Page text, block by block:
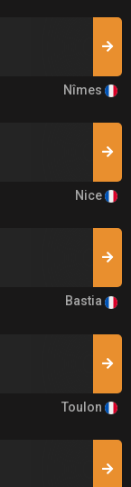
Nîmes
Nice
Bastia
Toulon